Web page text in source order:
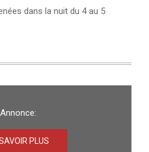
dans la nuit du 4 au 5
Annonce:
PLUS